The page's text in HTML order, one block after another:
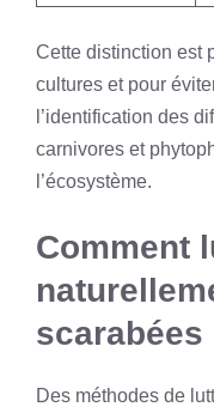
Cette distinction est
cultures et pour
l’identification des
carnivores et
l’écosystème.
Comment
scarabées
Des méthodes de